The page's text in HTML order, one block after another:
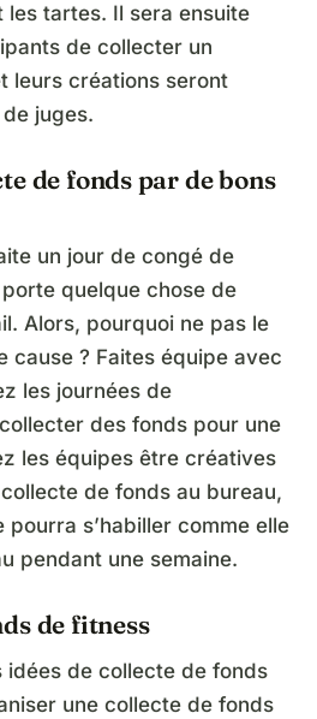
les tartes. Il sera ensuite
de collecter un
leurs créations seront
juges.
de fonds par de bons
un jour de congé de
quelque chose de
Alors, pourquoi ne pas le
cause ? Faites équipe avec
les journées de
des fonds pour une
les équipes être créatives
de fonds au bureau,
pourra s’habiller comme elle
pendant une semaine.
de fitness
idées de collecte de fonds
une collecte de fonds